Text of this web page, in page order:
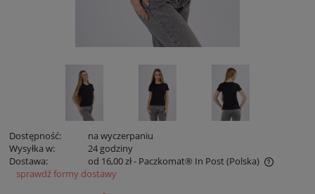
Dostępność:
na wyczerpaniu
Wysyłka w:
24 godziny
Dostawa:
od 16,00 zł- Paczkomat® In Post(Polska)
Cena nie zawiera ewentualnych kosztów płatności
sprawdź formy dostawy